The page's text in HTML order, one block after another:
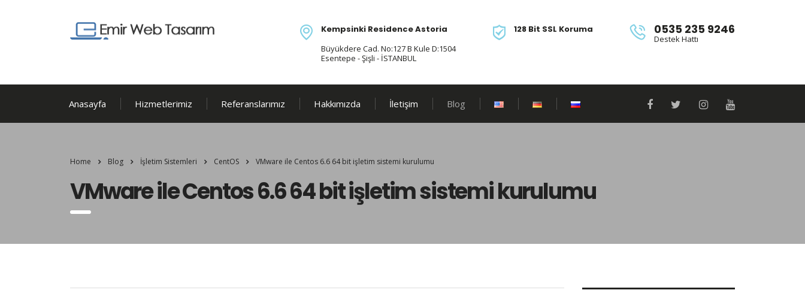
0535 235 9246
Destek Hattı
128 Bit SSL Koruma
Kempsinki Residence Astoria
Büyükdere Cad. No:127 B Kule D:1504
Esentepe - Şişli - İSTANBUL
Anasayfa Hizmetlerimiz Referanslarımız Hakkımızda İletişim Blog
Home Blog İşletim Sistemleri CentOS VMware ile Centos 6.6 64 bit işletim sistemi kurulumu
VMware ile Centos 6.6 64 bit işletim sistemi kurulumu